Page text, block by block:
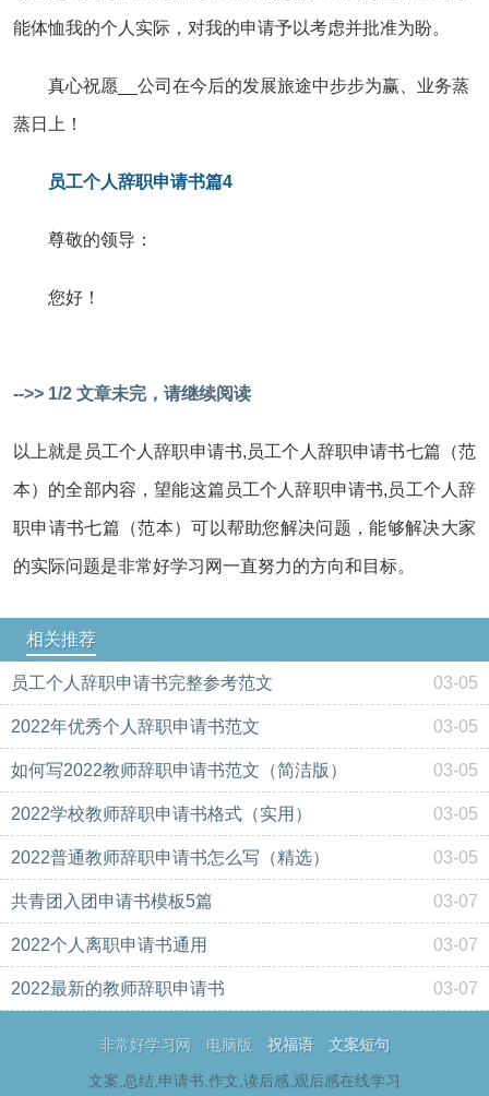
能体恤我的个人实际，对我的申请予以考虑并批准为盼。
真心祝愿__公司在今后的发展旅途中步步为赢、业务蒸
蒸日上！
员工个人辞职申请书篇4
尊敬的领导：
您好！
-->> 1/2 文章未完，请继续阅读
以上就是员工个人辞职申请书,员工个人辞职申请书七篇（范
本）的全部内容，望能这篇员工个人辞职申请书,员工个人辞
职申请书七篇（范本）可以帮助您解决问题，能够解决大家
的实际问题是非常好学习网一直努力的方向和目标。
相关推荐
员工个人辞职申请书完整参考范文 03-05
2022年优秀个人辞职申请书范文 03-05
如何写2022教师辞职申请书范文（简洁版） 03-05
2022学校教师辞职申请书格式（实用） 03-05
2022普通教师辞职申请书怎么写（精选） 03-05
共青团入团申请书模板5篇 03-07
2022个人离职申请书通用 03-07
2022最新的教师辞职申请书 03-07
非常好学习网 电脑版 祝福语 文案短句
文案,总结,申请书,作文,读后感,观后感在线学习